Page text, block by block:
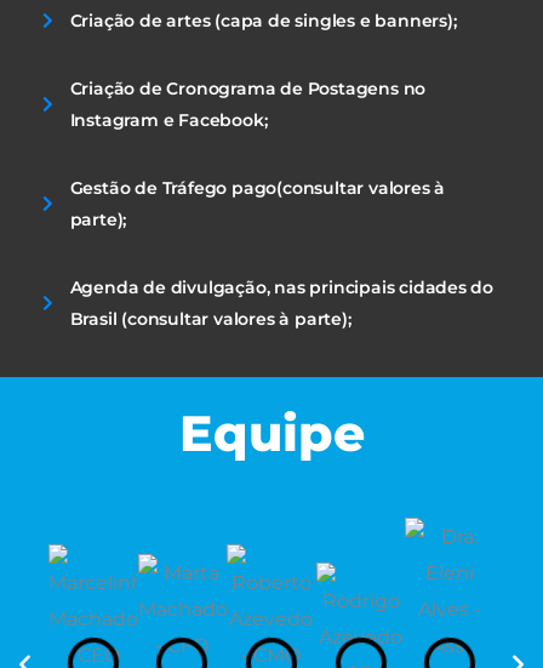
Criação de artes (capa de singles e banners);
Criação de Cronograma de Postagens no
Instagram e Facebook;
Gestão de Tráfego pago(consultar valores à
parte);
Agenda de divulgação, nas principais cidades do
Brasil (consultar valores à parte);
Equipe